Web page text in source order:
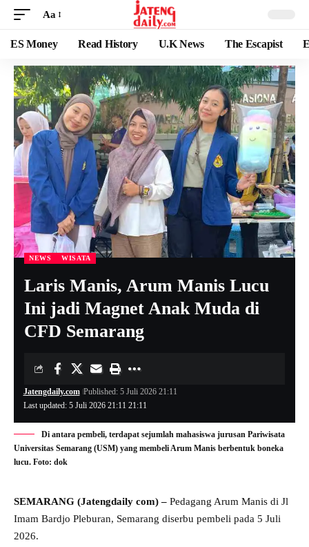
Aa
ES Money Read History U.K News The Escapist
NEWS WISATA
Laris Manis, Arum Manis Lucu
Ini jadi Magnet Anak Muda di
CFD Semarang
Last updated: 5 Juli 2026 21:11 21:11
Jatengdaily.com Published: 5 Juli 2026 21:11
Di antara pembeli, terdapat sejumlah mahasiswa jurusan Pariwisata
Universitas Semarang (USM) yang membeli Arum Manis berbentuk boneka
lucu. Foto: dok
SEMARANG (Jatengdaily com) – Pedagang Arum Manis di Jl
Imam Bardjo Pleburan, Semarang diserbu pembeli pada 5 Juli
2026.